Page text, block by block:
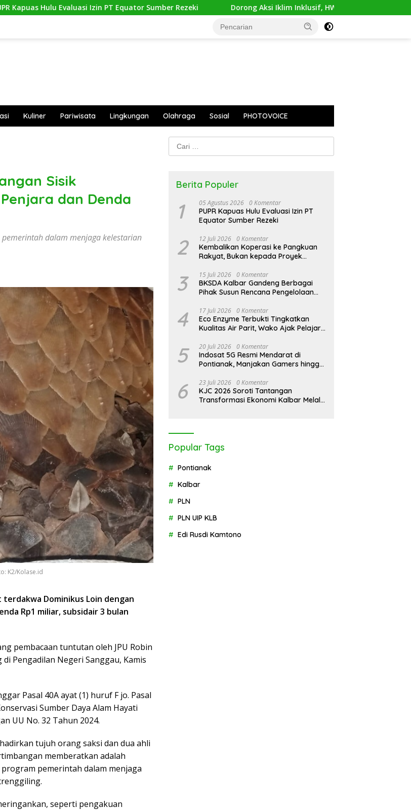
Izin PT Equator Sumber Rezeki Dorong Aksi Iklim Inklusif, HWDI Gembleng Kepemimpinan Perempuan
Kuliner Pariwisata Lingkungan Olahraga Sosial PHOTOVOICE
Sisik
dan Denda
dalam menjaga kelestarian
K2/Kolase.id
terdakwa Dominikus Loin dengan
Rp1 miliar, subsidair 3 bulan
pembacaan tuntutan oleh JPU Robin
Pengadilan Negeri Sanggau, Kamis
Pasal 40A ayat (1) huruf F jo. Pasal
Sumber Daya Alam Hayati
UU No. 32 Tahun 2024.
tujuh orang saksi dan dua ahli
memberatkan adalah
pemerintah dalam menjaga
seperti pengakuan
Cari
untuk:
Berita Populer
1 05 Agustus 2026 0 Komentar
PUPR Kapuas Hulu Evaluasi Izin PT
Equator Sumber Rezeki
2 12 Juli 2026 0 Komentar
Kembalikan Koperasi ke Pangkuan
Rakyat, Bukan kepada Proyek
3 15 Juli 2026 0 Komentar
BKSDA Kalbar Gandeng Berbagai
Pihak Susun Rencana Pengelolaan
Karimata 2027-2036
4 17 Juli 2026 0 Komentar
Eco Enzyme Terbukti Tingkatkan
Kualitas Air Parit, Wako Ajak Pelajar
5 20 Juli 2026 0 Komentar
Indosat 5G Resmi Mendarat di
Pontianak, Manjakan Gamers hingga
6 23 Juli 2026 0 Komentar
KJC 2026 Soroti Tantangan
Transformasi Ekonomi Kalbar Melalui
Popular Tags
Pontianak
Kalbar
PLN
PLN UIP KLB
Edi Rusdi Kamtono